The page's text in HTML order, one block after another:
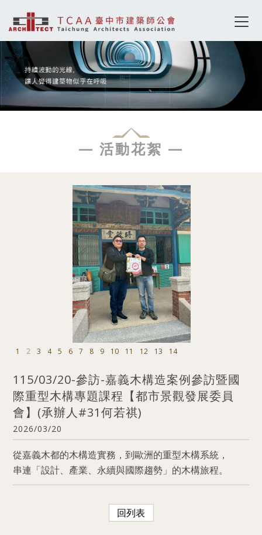
— 活動花絮 —
1 2 3 4 5 6 7 8 9 10 11 12 13 14
115/03/20-參訪-嘉義木構造案例參訪暨國
際重型木構專題課程【都市景觀發展委員
會】(承辦人#31何若祺)
2026/03/20
從嘉義木都的木構造實務，到歐洲的重型木構系統，
串連「設計、產業、永續與國際趨勢」的木構旅程。
回列表